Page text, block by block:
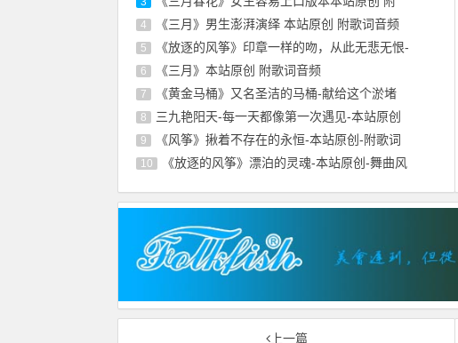
4 《三月》男生澎湃演绎 本站原创 附歌词音频
5 《放逐的风筝》印章一样的吻，从此无悲无恨-
6 《三月》本站原创 附歌词音频
7 《黄金马桶》又名圣洁的马桶-献给这个淤堵
8 三九艳阳天-每一天都像第一次遇见-本站原创
9 《风筝》揪着不存在的永恒-本站原创-附歌词
10 《放逐的风筝》漂泊的灵魂-本站原创-舞曲风
上一篇